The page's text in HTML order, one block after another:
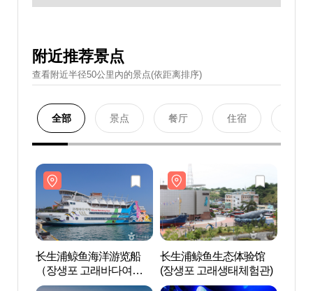
附近推荐景点
查看附近半径50公里內的景点(依距离排序)
全部 景点 餐厅 住宿
长生浦鲸鱼海洋游览船
（장생포 고래바다여행
선）
长生浦鲸鱼生态体验馆
(장생포 고래생태체험관)